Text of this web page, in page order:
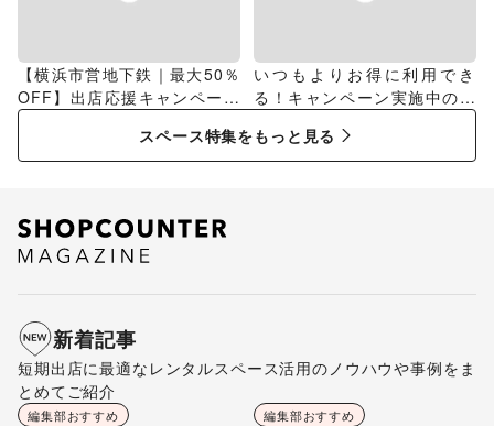
【横浜市営地下鉄｜最大50％
OFF】出店応援キャンペーン
特集
いつもよりお得に利用でき
る！キャンペーン実施中のス
スペース特集をもっと見る
新着記事
短期出店に最適なレンタルスペース活用のノウハウや事例をま
とめてご紹介
編集部おすすめ 編集部おすすめ